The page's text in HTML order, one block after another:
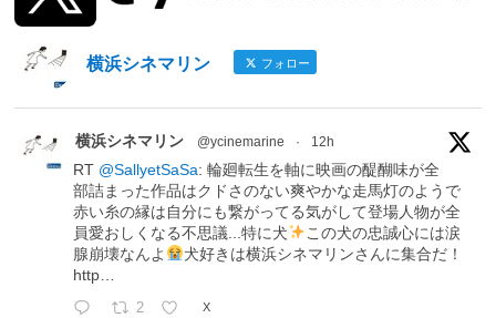
横浜シネマリン フォロー
横浜シネマリン @ycinemarine · 12h
RT @SallyetSaSa: 輪廻転生を軸に映画の醍醐味が全
部詰まった作品はクドさのない爽やかな走馬灯のようで
赤い糸の縁は自分にも繋がってる気がして登場人物が全
員愛おしくなる不思議...特に犬
この犬の忠誠心には涙
腺崩壊なんよ
犬好きは横浜シネマリンさんに集合だ！
http…
2 X